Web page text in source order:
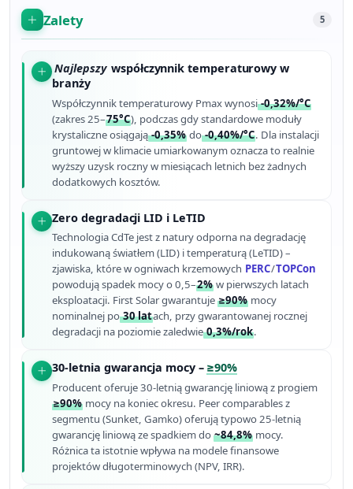
Zalety 5
Najlepszy współczynnik temperaturowy w
branży
Współczynnik temperaturowy Pmax wynosi-0,32%/°C
(zakres 25–75°C), podczas gdy standardowe moduły
krystaliczne osiągają-0,35% do-0,40%/°C. Dla instalacji
gruntowej w klimacie umiarkowanym oznacza to realnie
wyższy uzysk roczny w miesiącach letnich bez żadnych
dodatkowych kosztów.
Zero degradacji LID i LeTID
Technologia CdTe jest z natury odporna na degradację
indukowaną światłem (LID) i temperaturą (LeTID) –
zjawiska, które w ogniwach krzemowych PERC/TOPCon
powodują spadek mocy o 0,5–2% w pierwszych latach
eksploatacji. First Solar gwarantuje≥90% mocy
nominalnej po30 latach, przy gwarantowanej rocznej
degradacji na poziomie zaledwie0,3%/rok.
30-letnia gwarancja mocy – ≥90%
Producent oferuje 30-letnią gwarancję liniową z progiem
≥90% mocy na koniec okresu. Peer comparables z
segmentu (Sunket, Gamko) oferują typowo 25-letnią
gwarancję liniową ze spadkiem do~84,8% mocy.
Różnica ta istotnie wpływa na modele finansowe
projektów długoterminowych (NPV, IRR).